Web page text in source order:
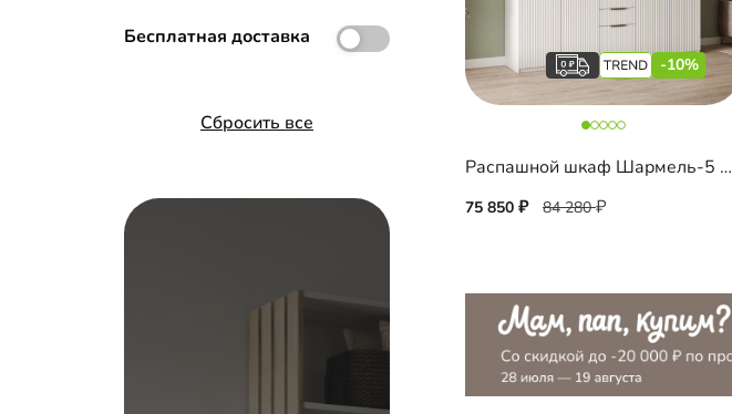
Бесплатная доставка
Сбросить все
-10%
Распашной шкаф Шармель-5 Лайф с ящиками
75 850 84 280